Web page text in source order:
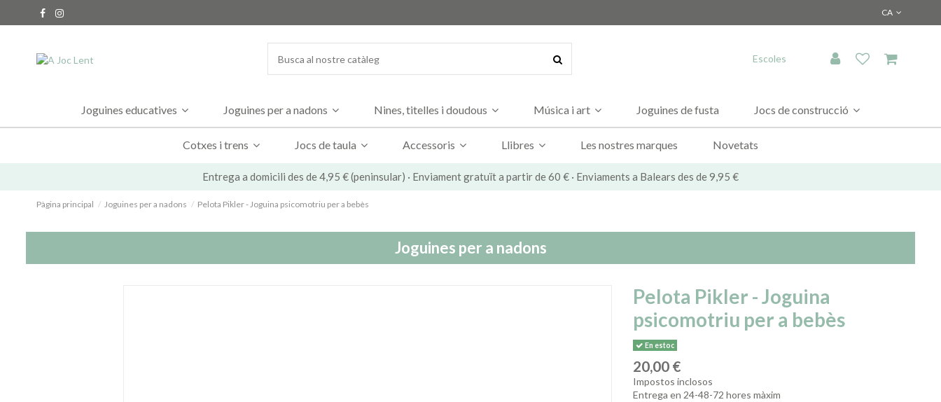
CA
Escoles
Joguines educatives Joguines per a nadons Nines, titelles i doudous Música i art Joguines de fusta Jocs de construcció
Cotxes i trens Jocs de taula Accessoris Llibres Les nostres marques Novetats
Entrega a domicili des de 4,95 € (peninsular) · Enviament gratuït a partir de 60 € · Enviaments a Balears des de 9,95 €
Pàgina principal Joguines per a nadons Pelota Pikler - Joguina psicomotriu per a bebès
Joguines per a nadons
Pelota Pikler - Joguina
psicomotriu per a bebès
En estoc
20,00 €
Impostos inclosos
Entrega en 24-48-72 hores màxim